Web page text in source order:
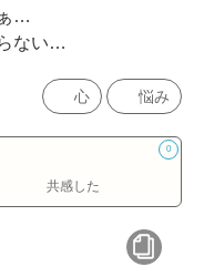
…
ない…
心 悩み
0
共感した